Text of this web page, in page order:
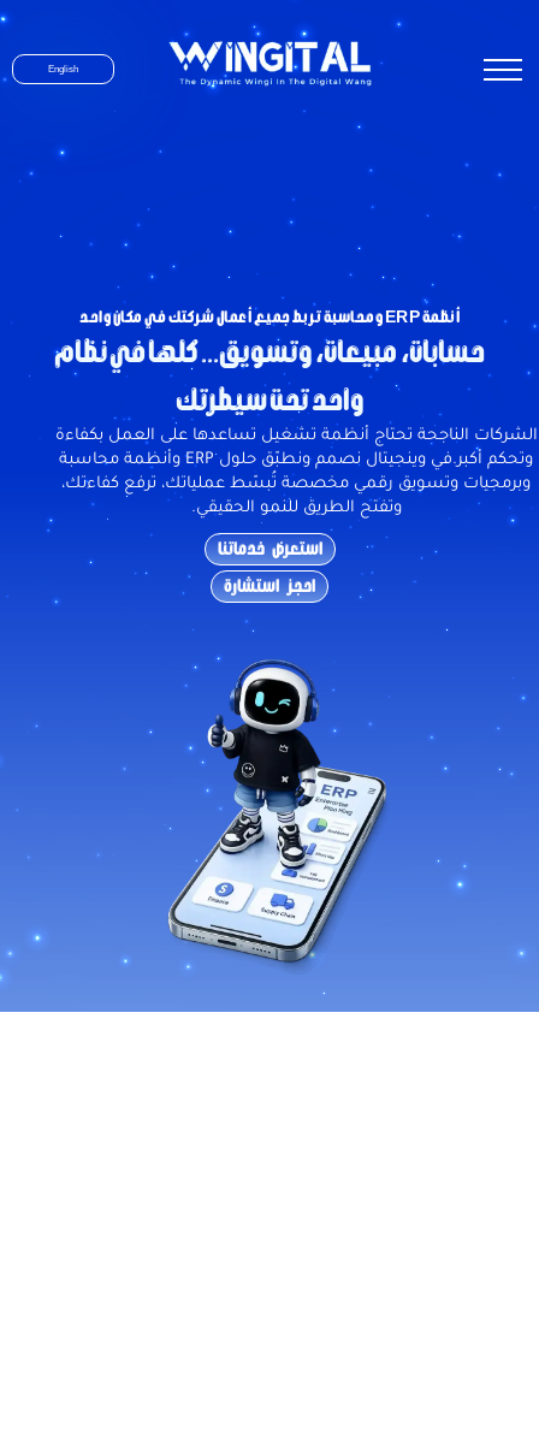
English
أنظمة ERP ومحاسبة تربط جميع أعمال شركتك في مكان واحد
حسابات، مبيعات، وتسويق... كلها في نظام
واحد تحت سيطرتك
الشركات الناجحة تحتاج أنظمة تشغيل تساعدها على العمل بكفاءة
وتحكم أكبر.في وينجيتال نصمم ونطبّق حلول ERP وأنظمة محاسبة
وبرمجيات وتسويق رقمي مخصصة تُبسّط عملياتك، ترفع كفاءتك،
وتفتح الطريق للنمو الحقيقي.
استعرض خدماتنا
احجز استشارة